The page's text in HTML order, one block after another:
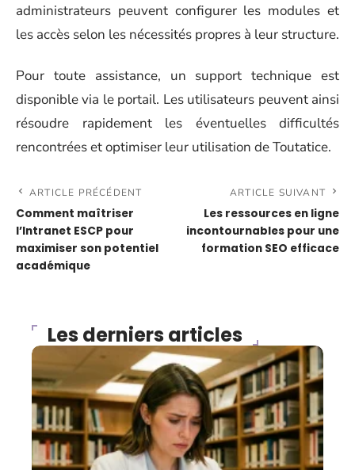
administrateurs peuvent configurer les modules et
les accès selon les nécessités propres à leur structure.
Pour toute assistance, un support technique est
disponible via le portail. Les utilisateurs peuvent ainsi
résoudre rapidement les éventuelles difficultés
rencontrées et optimiser leur utilisation de Toutatice.
ARTICLE PRÉCÉDENT
Comment maîtriser
l’Intranet ESCP pour
maximiser son potentiel
académique
ARTICLE SUIVANT
Les ressources en ligne
incontournables pour une
formation SEO efficace
Les derniers articles